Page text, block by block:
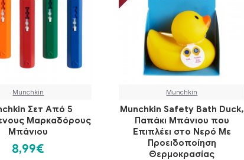
Munchkin
Σετ Από 5
Μαρκαδόρους
Μπάνιου
8,99€
Munchkin
Munchkin Safety Bath Duck,
Παπάκι Μπάνιου που
Επιπλέει στο Νερό Με
Προειδοποίηση
Θερμοκρασίας